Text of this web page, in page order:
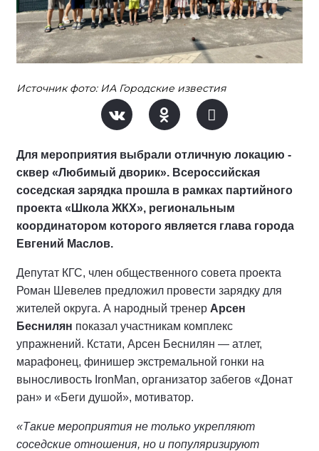
Источник фото: ИА Городские известия
Для мероприятия выбрали отличную локацию -
сквер «Любимый дворик». Всероссийская
соседская зарядка прошла в рамках партийного
проекта «Школа ЖКХ», региональным
координатором которого является глава города
Евгений Маслов.
Депутат КГС, член общественного совета проекта
Роман Шевелев предложил провести зарядку для
жителей округа. А народный тренер Арсен
Беснилян показал участникам комплекс
упражнений. Кстати, Арсен Беснилян — атлет,
марафонец, финишер экстремальной гонки на
выносливость IronMan, организатор забегов «Донат
ран» и «Беги душой», мотиватор.
«Такие мероприятия не только укрепляют
соседские отношения, но и популяризируют